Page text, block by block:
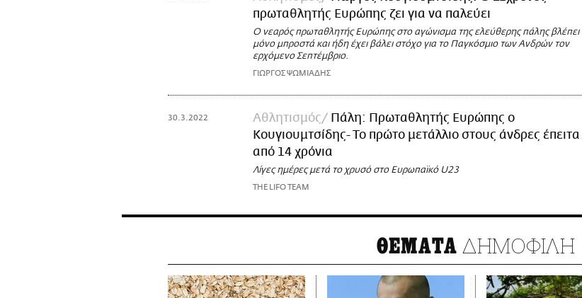
πρωταθλητής Ευρώπης ζει για να παλεύει
Ο νεαρός πρωταθλητής Ευρώπης στο αγώνισμα της ελεύθερης πάλης βλέπει
μόνο μπροστά και ήδη έχει βάλει στόχο για το Παγκόσμιο των Ανδρών τον
ερχόμενο Σεπτέμβριο.
ΓΙΩΡΓΟΣ ΨΩΜΙΑΔΗΣ
30.3.2022 Αθλητισμός
Πάλη: Πρωταθλητής Ευρώπης ο
Κουγιουμτσίδης- Το πρώτο μετάλλιο στους άνδρες έπειτα
από 14 χρόνια
Λίγες ημέρες μετά το χρυσό στο Ευρωπαϊκό U23
THE LIFO TEAM
ΘΕΜΑΤΑ ΔΗΜΟΦΙΛΗ